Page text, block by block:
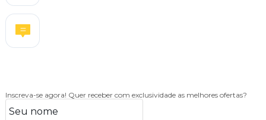
Inscreva-se agora! Quer receber com exclusividade as melhores ofertas?